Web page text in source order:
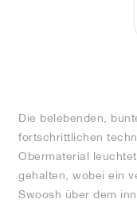
Die belebenden,
fortschrittlichen
Obermaterial
gehalten, wobei ein
Swoosh über dem